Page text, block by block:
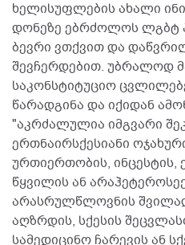
ხელისუფლების ახალი
დონეზე ებრძოლოს ლგბტ
ბევრი ვთქვით და
შევჩერდებით. უბრალოდ
საკონსტიტუციო
წარადგინა და იქიდან
"აკრძალულია იმგვარი
ერთნაირსქესიანი
ურთიერთობის, ინცესტის,
წყვილის ან
არასრულწლოვნის
აღზრდის, სქესის
სამედიცინო ჩარევის ან